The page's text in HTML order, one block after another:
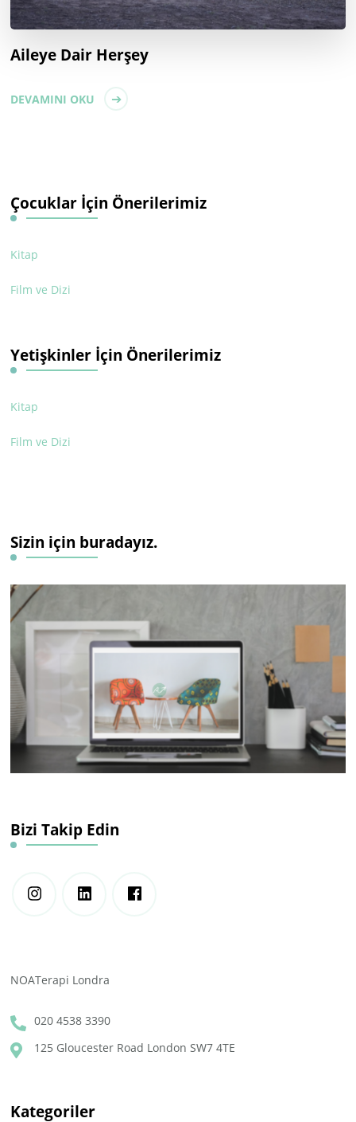
Aileye Dair Herşey
DEVAMINI OKU
Çocuklar İçin Önerilerimiz
Kitap
Film ve Dizi
Yetişkinler İçin Önerilerimiz
Kitap
Film ve Dizi
Sizin için buradayız.
Bizi Takip Edin
NOATerapi Londra
020 4538 3390
125 Gloucester Road London SW7 4TE
Kategoriler